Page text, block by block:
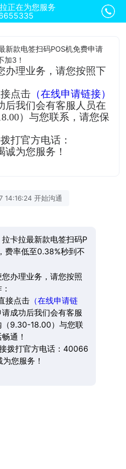
正在为您服务
新款电签扫码POS机免费申请
加3！
办理业务，请您按照下
点击 （在线申请链接）
后我们会有客服人员在
）与您联系，请您保
打官方电话：
诚为您服务！
14:16:24 开始沟通
卡拉最新款电签扫码P
费率低至0.38%秒到不
办理业务，请您按照
接点击（在线申请链
成功后我们会有客服
（9.30-18.00）与您联
通！
拨打官方电话：40066
您服务！